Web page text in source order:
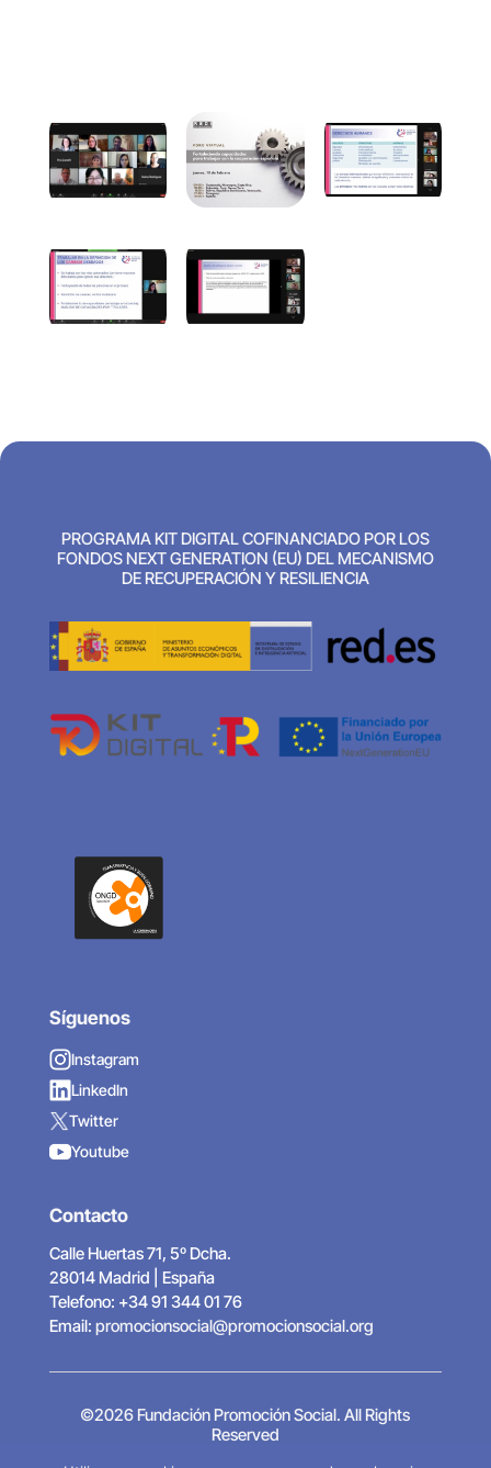
PROGRAMA KIT DIGITAL COFINANCIADO POR LOS
FONDOS NEXT GENERATION (EU) DEL MECANISMO
DE RECUPERACIÓN Y RESILIENCIA
Síguenos
Instagram
LinkedIn
Twitter
Youtube
Contacto
Calle Huertas 71, 5º Dcha.
28014 Madrid | España
Telefono: +34 91 344 01 76
Email: promocionsocial@promocionsocial.org
©2026 Fundación Promoción Social. All Rights
Reserved